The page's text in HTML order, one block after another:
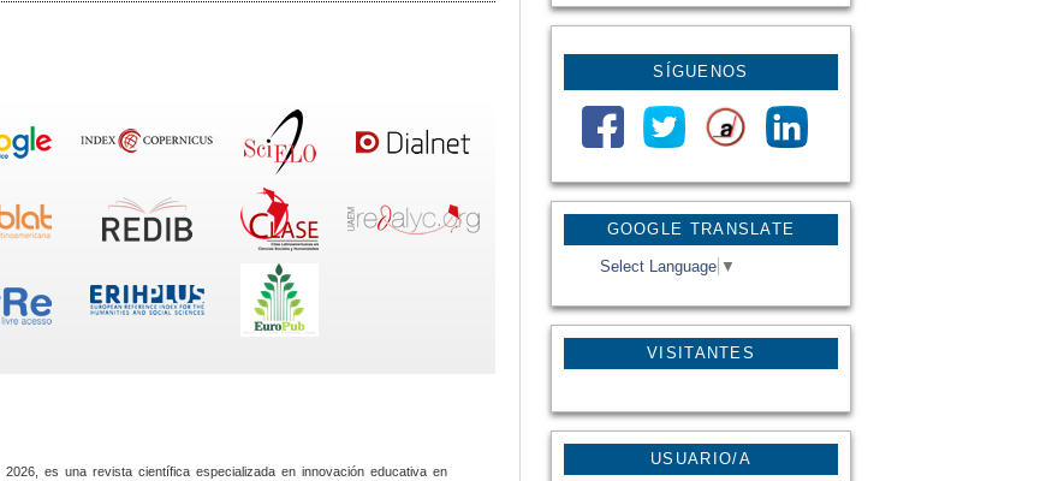
GOOGLE TRANSLATE
Select Language ▼
VISITANTES
SÍGUENOS
USUARIO/A
es una revista científica especializada en innovación educativa en